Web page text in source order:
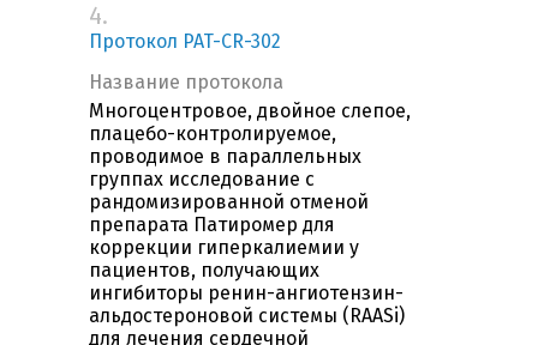
4.
Протокол PAT-CR-302
Название протокола
Многоцентровое, двойное слепое,
плацебо-контролируемое,
проводимое в параллельных
группах исследование с
рандомизированной отменой
препарата Патиромер для
коррекции гиперкалиемии у
пациентов, получающих
ингибиторы ренин-ангиотензин-
альдостероновой системы (RAASi)
для лечения сердечной